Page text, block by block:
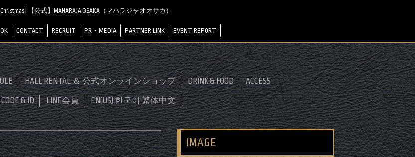
Christmas | 【公式】MAHARAJA OSAKA（マハラジャ オオサカ）
CONTACT RECRUIT PR・MEDIA PARTNER LINK EVENT REPORT
HALL RENTAL ＆ 公式オンラインショップ DRINK & FOOD ACCESS
& ID LINE会員 EN(US) 한국어 繁体中文
IMAGE